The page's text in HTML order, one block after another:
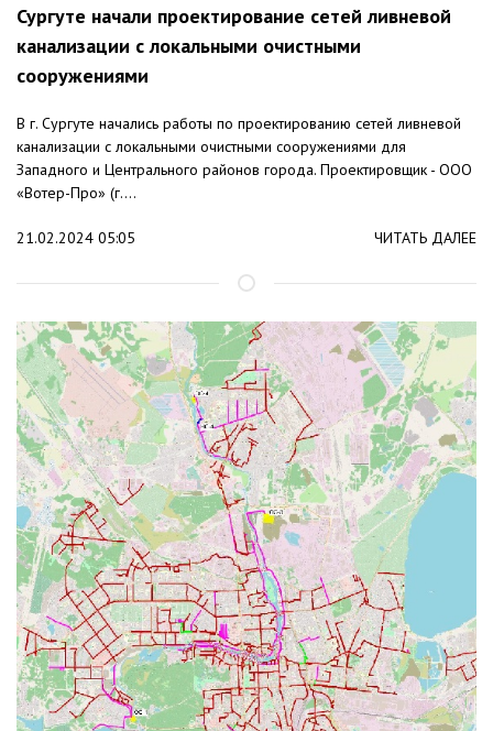
Сургуте начали проектирование сетей ливневой
канализации с локальными очистными
сооружениями
В г. Сургуте начались работы по проектированию сетей ливневой
канализации с локальными очистными сооружениями для
Западного и Центрального районов города. Проектировщик - ООО
«Вотер-Про» (г....
21.02.2024 05:05 ЧИТАТЬ ДАЛЕЕ